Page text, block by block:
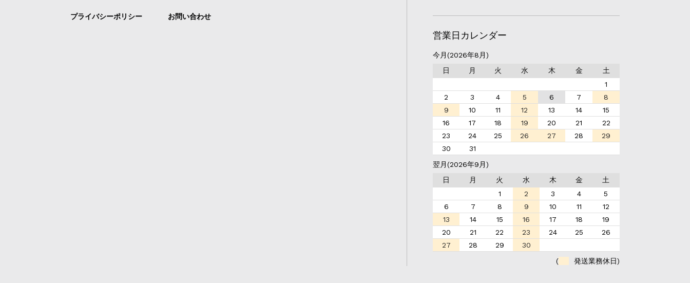
営業日カレンダー
今月(2026年8月)
日
月 火 水 木 金
土
1
2
3 4 5 6 7
8
9
10 11 12 13 14
15
16
17 18 19 20 21
22
23
24 25 26 27 28
29
30
31
翌月(2026年9月)
日
月 火 水 木 金
土
1
2 3 4
5
6
7 8 9 10 11
12
13
14 15 16 17 18
19
20
21 22 23 24 25
26
27
28 29
30
(
発送業務休日)
プライバシーポリシー お問い合わせ